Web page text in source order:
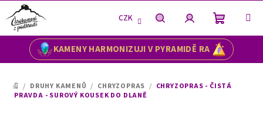
KAMENY HARMONIZUJI V PYRAMIDĚ RA
CZK
HledatPřihlášeníNákupní
DOMŮ
/ DRUHY KAMENŮ / CHRYZOPRAS / CHRYZOPRAS - ČISTÁ
PRAVDA - SUROVÝ KOUSEK DO DLANĚ